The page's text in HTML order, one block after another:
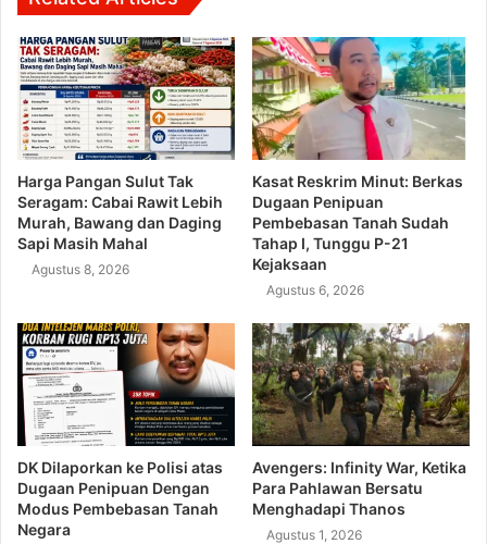
Harga Pangan Sulut Tak
Seragam: Cabai Rawit Lebih
Murah, Bawang dan Daging
Sapi Masih Mahal
Agustus 8, 2026
Kasat Reskrim Minut: Berkas
Dugaan Penipuan
Pembebasan Tanah Sudah
Tahap I, Tunggu P-21
Kejaksaan
Agustus 6, 2026
DK Dilaporkan ke Polisi atas
Dugaan Penipuan Dengan
Modus Pembebasan Tanah
Negara
Avengers: Infinity War, Ketika
Para Pahlawan Bersatu
Menghadapi Thanos
Agustus 1, 2026